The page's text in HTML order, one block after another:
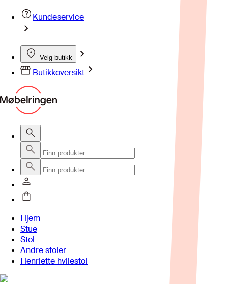
Kundeservice
Velg butikk
Butikkoversikt
Hjem
Stue
Stol
Andre stoler
Henriette hvilestol